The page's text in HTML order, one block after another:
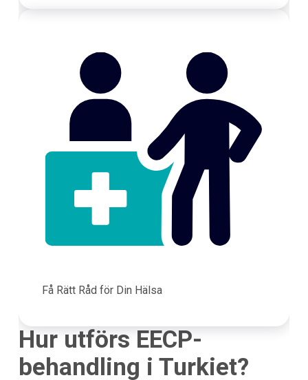
Få Rätt Råd för Din Hälsa
Hur utförs EECP-
behandling i Turkiet?